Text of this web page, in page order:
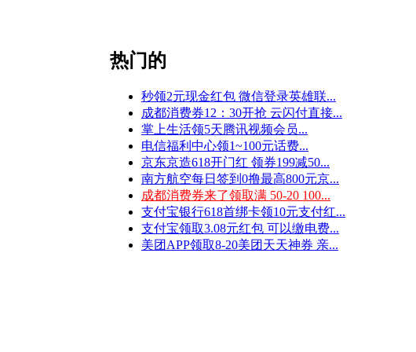
热门的
秒领2元现金红包 微信登录英雄联...
成都消费券12：30开抢 云闪付直接...
掌上生活领5天腾讯视频会员...
电信福利中心领1~100元话费...
京东京造618开门红 领券199减50...
南方航空每日签到0撸最高800元京...
成都消费券来了领取满 50-20 100...
支付宝银行618首绑卡领10元支付红...
支付宝领取3.08元红包 可以缴电费...
美团APP领取8-20美团天天神券 亲...